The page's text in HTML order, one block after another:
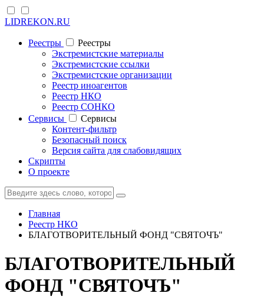
LIDREKON.RU
Реестры
Реестры
Экстремистские материалы
Экстремистские ссылки
Экстремистские организации
Реестр иноагентов
Реестр НКО
Реестр СОНКО
Cервисы
Cервисы
Контент-фильтр
Безопасный поиск
Версия сайта для слабовидящих
Скрипты
О проекте
Главная
Реестр НКО
БЛАГОТВОРИТЕЛЬНЫЙ ФОНД "СВЯТОЧЪ"
БЛАГОТВОРИТЕЛЬНЫЙ
ФОНД "СВЯТОЧЪ"